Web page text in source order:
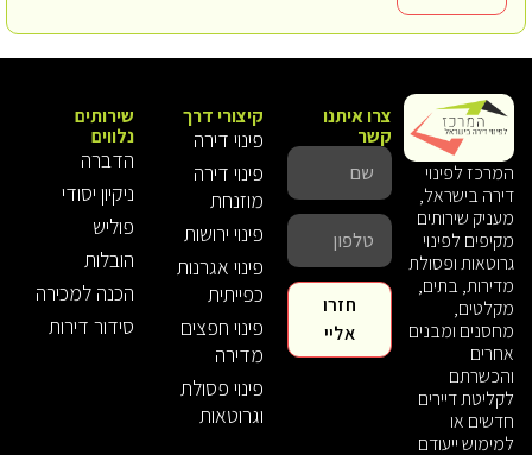
המרכז לפינוי
דירה בישראל,
מעניק שירותים
מקיפים לפינוי
גרוטאות ופסולת
מדירות, בתים,
מקלטים,
מחסנים ומבנים
אחרים
והכשרתם
לקליטת דיירים
חדשים או
למימוש ייעודם
קיצורי דרך
פינוי דירה
פינוי דירה
מוזנחת
פינוי ירושות
פינוי אגרנות
כפייתית
פינוי חפצים
מדירה
פינוי פסולת
וגרוטאות
שירותים
נלווים
הדברה
ניקיון יסודי
פוליש
הובלות
הכנה למכירה
סידור דירות
צרו איתנו
קשר
חזרו
אליי